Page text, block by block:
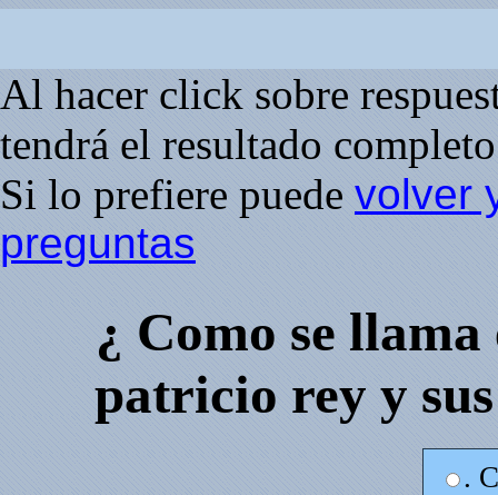
Al hacer click sobre
tendrá el resultado
Si lo prefiere puede volver
preguntas
¿ Como se
patricio rey y
.